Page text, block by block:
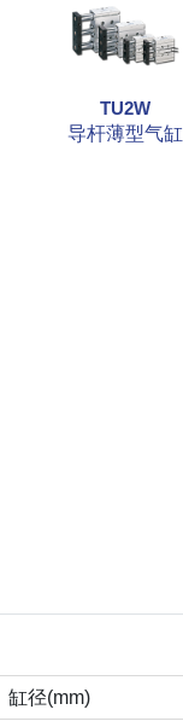
TU2W
导杆薄型气缸
缸径(mm)